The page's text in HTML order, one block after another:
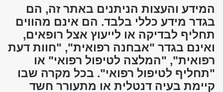
המידע והעצות הניתנים באתר זה, הם
בגדר מידע כללי בלבד. הם אינם מהווים
תחליף לבדיקה או לייעוץ אצל רופאים,
ואינם בגדר "אבחנה רפואית", "חוות דעת
רפואית", "המלצה לטיפול רפואי" או
"תחליף לטיפול רפואי". בכל מקרה שבו
קיימת בעיה דנטלית או מתעורר חשד